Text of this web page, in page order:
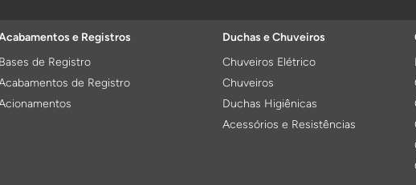
e Registros
Bases de Registro
de Registro
Duchas e Chuveiros
Chuveiros Elétrico
Chuveiros
Duchas Higiênicas
Acessórios e Resistências